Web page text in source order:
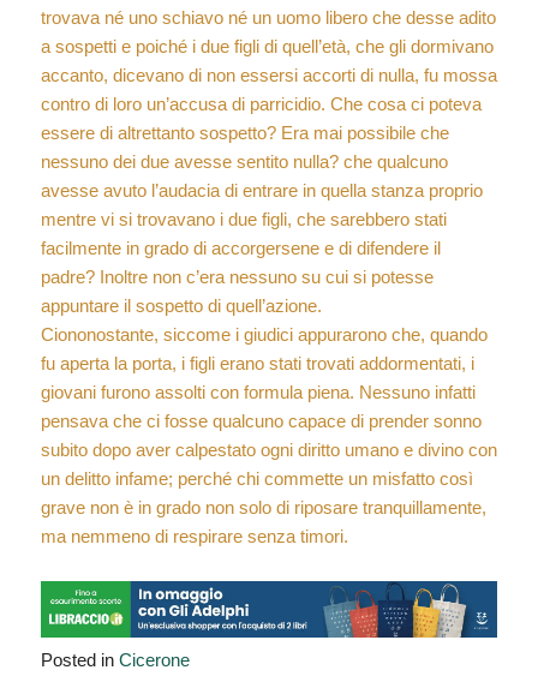
trovava né uno schiavo né un uomo libero che desse adito
a sospetti e poiché i due figli di quell’età, che gli dormivano
accanto, dicevano di non essersi accorti di nulla, fu mossa
contro di loro un’accusa di parricidio. Che cosa ci poteva
essere di altrettanto sospetto? Era mai possibile che
nessuno dei due avesse sentito nulla? che qualcuno
avesse avuto l’audacia di entrare in quella stanza proprio
mentre vi si trovavano i due figli, che sarebbero stati
facilmente in grado di accorgersene e di difendere il
padre? Inoltre non c’era nessuno su cui si potesse
appuntare il sospetto di quell’azione.
Ciononostante, siccome i giudici appurarono che, quando
fu aperta la porta, i figli erano stati trovati addormentati, i
giovani furono assolti con formula piena. Nessuno infatti
pensava che ci fosse qualcuno capace di prender sonno
subito dopo aver calpestato ogni diritto umano e divino con
un delitto infame; perché chi commette un misfatto così
grave non è in grado non solo di riposare tranquillamente,
ma nemmeno di respirare senza timori.
Posted in Cicerone